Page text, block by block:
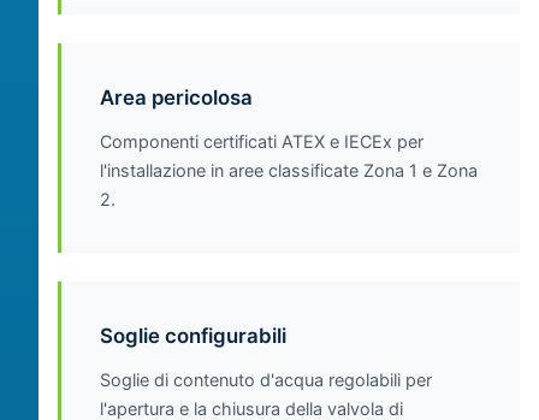
Area pericolosa
Componenti certificati ATEX e IECEx per
l'installazione in aree classificate Zona 1 e Zona
2.
Soglie configurabili
Soglie di contenuto d'acqua regolabili per
l'apertura e la chiusura della valvola di